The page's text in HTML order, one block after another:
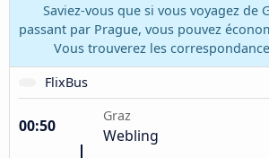
Saviez-vous que si vous voyagez de
passant par Prague, vous pouvez
Vous trouverez les
FlixBus
00:50
Graz
Webling